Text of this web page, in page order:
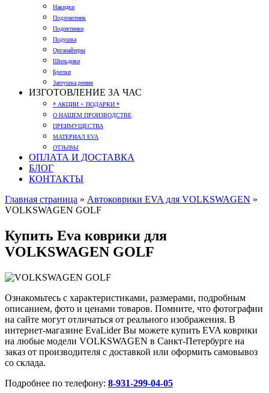
Накидки
Подлокотник
Подпятники
Подушка
Органайзеры
Шильдики
Брелки
Заглушка ремня
ИЗГОТОВЛЕНИЕ ЗА ЧАС
* АКЦИИ + ПОДАРКИ *
О НАШЕМ ПРОИЗВОДСТВЕ
ПРЕИМУЩЕСТВА
МАТЕРИАЛ EVA
ОТЗЫВЫ
ОПЛАТА И ДОСТАВКА
БЛОГ
КОНТАКТЫ
Главная страница » Автоковрики EVA для VOLKSWAGEN »
VOLKSWAGEN GOLF
Купить Eva коврики для
VOLKSWAGEN GOLF
Ознакомьтесь с характеристиками, размерами, подробным
описанием, фото и ценами товаров. Помните, что фотографии
на сайте могут отличаться от реального изображения. В
интернет-магазине EvaLider Вы можете купить EVA коврики
на любые модели VOLKSWAGEN в Санкт-Петербурге на
заказ от производителя с доставкой или оформить самовывоз
со склада.
Подробнее по телефону: 8-931-299-04-05